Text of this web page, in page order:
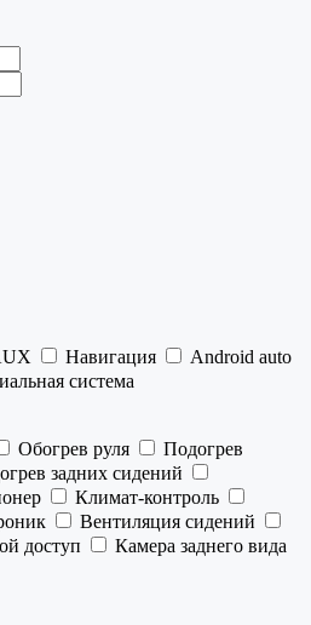
Навигация
Android auto
система
Обогрев руля
Подогрев
задних сидений
Климат-контроль
Вентиляция сидений
доступ
Камера заднего вида